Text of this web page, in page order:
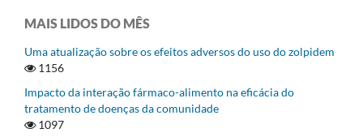
MAIS LIDOS DO MÊS
Uma atualização sobre os efeitos adversos do uso do zolpidem
1156
Impacto da interação fármaco-alimento na eficácia do
tratamento de doenças da comunidade
1097